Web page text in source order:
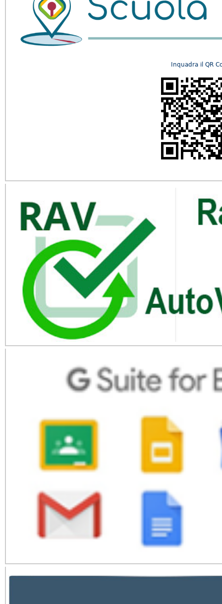
Inquadra il QR